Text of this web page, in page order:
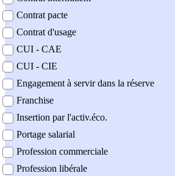
Contrat pacte
Contrat d'usage
CUI - CAE
CUI - CIE
Engagement à servir dans la réserve
Franchise
Insertion par l'activ.éco.
Portage salarial
Profession commerciale
Profession libérale